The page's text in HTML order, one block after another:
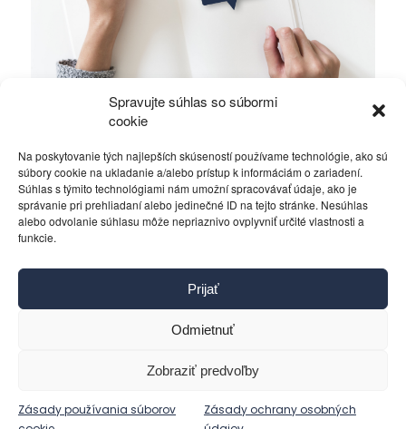
Spravujte súhlas so súbormi
cookie
Na poskytovanie tých najlepších skúseností používame technológie, ako sú
súbory cookie na ukladanie a/alebo prístup k informáciám o zariadení.
Súhlas s týmito technológiami nám umožní spracovávať údaje, ako je
správanie pri prehliadaní alebo jedinečné ID na tejto stránke. Nesúhlas
alebo odvolanie súhlasu môže nepriaznivo ovplyvniť určité vlastnosti a
funkcie.
Prijať
Odmietnuť
Zobraziť predvoľby
Zásady používania súborov
Zásady ochrany osobných
Ficova vláda a médiá…
Politika 4. decembra 2023
Kontakt
Pravidlá používania
Reklama
Cookies
Ochrana osobných údajov